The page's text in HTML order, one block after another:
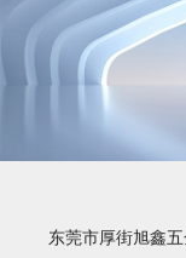
东莞市厚街旭鑫五